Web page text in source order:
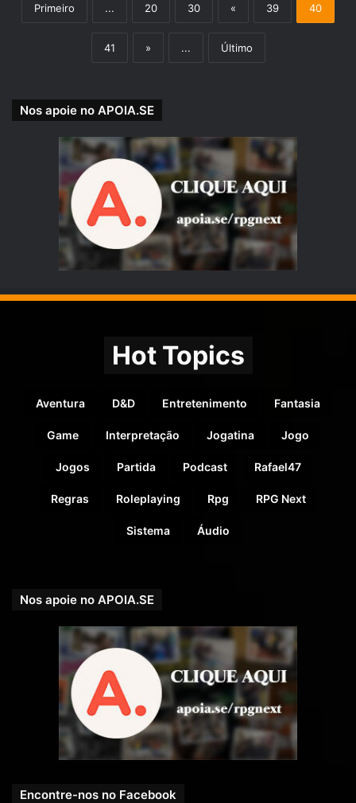
Primeiro ... 20 30 « 39 40
41 » ... Último
Nos apoie no APOIA.SE
Hot Topics
Aventura D&D Entretenimento Fantasia
Game Interpretação Jogatina Jogo
Jogos Partida Podcast Rafael47
Regras Roleplaying Rpg RPG Next
Sistema Áudio
Nos apoie no APOIA.SE
Encontre-nos no Facebook